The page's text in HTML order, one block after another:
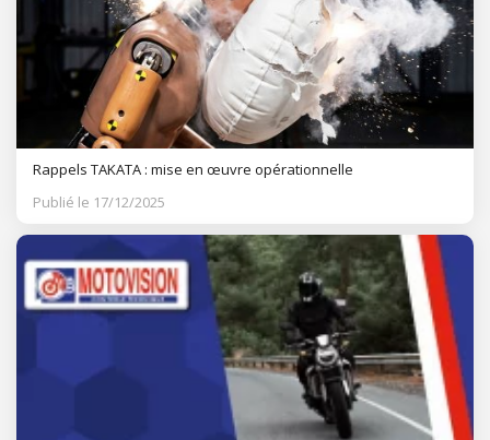
Rappels TAKATA : mise en œuvre opérationnelle
Publié le 17/12/2025